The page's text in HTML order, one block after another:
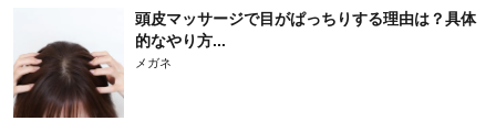
頭皮マッサージで目がぱっちりする理由は？具体
的なやり方...
メガネ